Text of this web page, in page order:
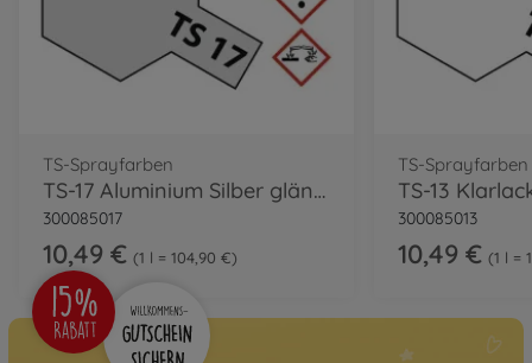
TS-Sprayfarben
TS-17 Aluminium Silber glänzend 100ml
300085017
10,49 € 1 l = 104,90 €
TS-Sprayfarben
300085013
10,49 € 1 l =